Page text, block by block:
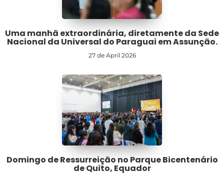
Uma manhã extraordinária, diretamente da Sede
Nacional da Universal do Paraguai em Assunção.
27 de April 2026
Domingo de Ressurreição no Parque Bicentenário
de Quito, Equador